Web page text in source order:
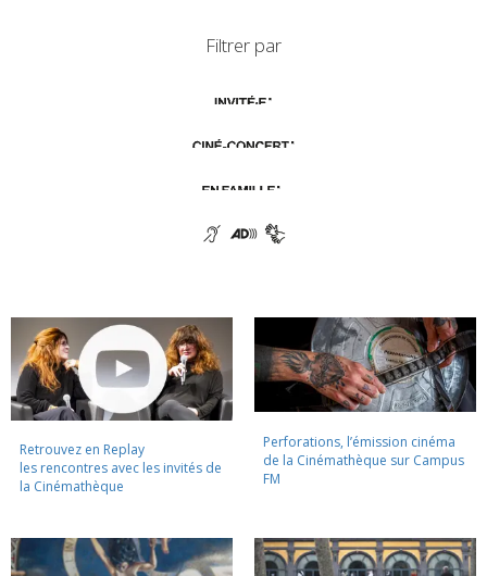
Filtrer par
Retrouvez en Replay
les rencontres avec les invités de
la Cinémathèque
Perforations, l’émission cinéma
de la Cinémathèque sur Campus
FM